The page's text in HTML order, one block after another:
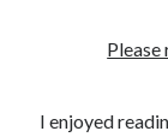
Please
I enjoyed